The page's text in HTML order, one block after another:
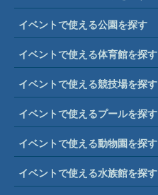
イベントで使える公園を探す
イベントで使える体育館を探す
イベントで使える競技場を探す
イベントで使えるプールを探す
イベントで使える動物園を探す
イベントで使える水族館を探す